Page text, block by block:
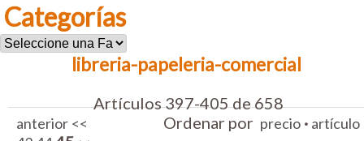
Categorías
libreria-papeleria-comercial
Artículos 397-405 de 658
anterior <<
Ordenar por precio · artículo